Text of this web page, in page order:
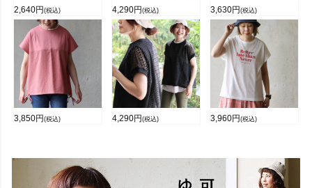
2,640円(税込) 4,290円(税込) 3,630円(税込)
3,850円(税込) 4,290円(税込) 3,960円(税込)